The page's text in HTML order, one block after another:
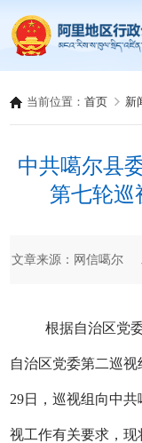
当前位置：首页 新
中共噶尔县
第七轮巡
文章来源：网信噶尔
根据自治区党
自治区党委第二巡视
29日，巡视组向中
视工作有关要求，现